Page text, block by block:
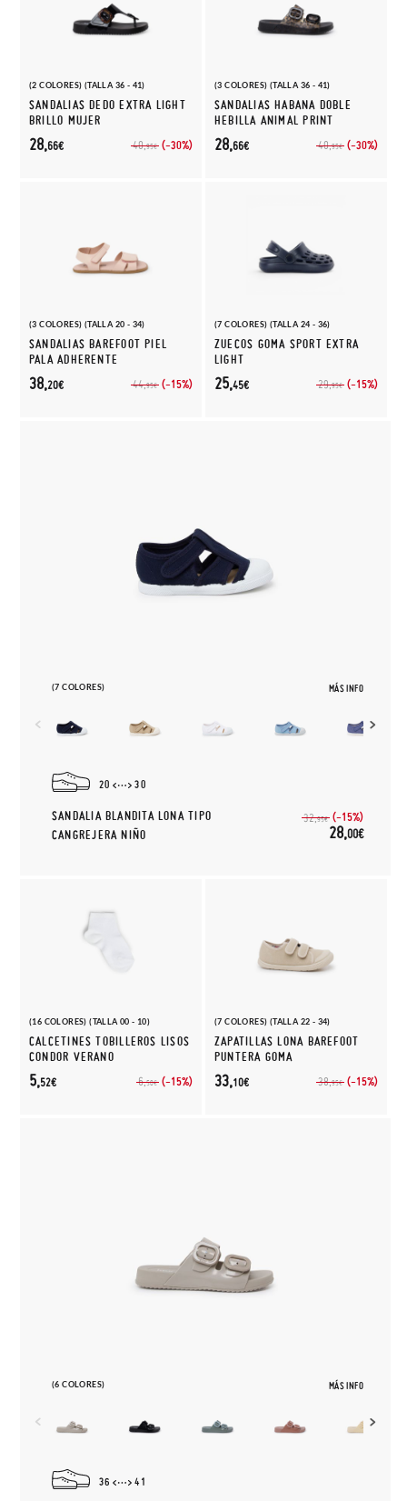
(2 COLORES) (TALLA 36 - 41)
SANDALIAS DEDO EXTRA LIGHT
BRILLO MUJER
40,95€ (-30%)
28,66€
(3 COLORES) (TALLA 36 - 41)
SANDALIAS HABANA DOBLE
HEBILLA ANIMAL PRINT
40,95€ (-30%)
28,66€
(3 COLORES) (TALLA 20 - 34)
SANDALIAS BAREFOOT PIEL
PALA ADHERENTE
44,95€ (-15%)
38,20€
(7 COLORES) (TALLA 24 - 36)
ZUECOS GOMA SPORT EXTRA
LIGHT
29,95€ (-15%)
25,45€
(7 COLORES) MÁS INFO
20 30
SANDALIA BLANDITA LONA TIPO
CANGREJERA NIÑO
32,95€ (-15%)
28,00€
(16 COLORES) (TALLA 00 - 10)
CALCETINES TOBILLEROS LISOS
CONDOR VERANO
6,50€ (-15%)
5,52€
(7 COLORES) (TALLA 22 - 34)
ZAPATILLAS LONA BAREFOOT
PUNTERA GOMA
38,95€ (-15%)
33,10€
(6 COLORES) MÁS INFO
36 41